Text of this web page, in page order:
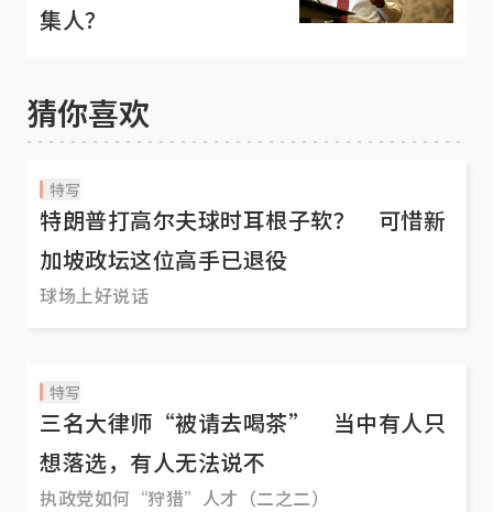
集人？
猜你喜欢
特写
特朗普打高尔夫球时耳根子软？ 可惜新
加坡政坛这位高手已退役
球场上好说话
特写
三名大律师“被请去喝茶” 当中有人只
想落选，有人无法说不
执政党如何“狩猎”人才（二之二）